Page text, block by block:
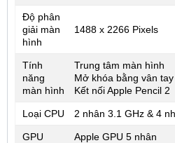
Độ phân
giải màn
hình
1488 x 2266 Pixels
Tính
năng
màn hình
Trung tâm màn hình
Mở khóa bằng vân tay
Kết nối Apple Pencil 2
Loại CPU 2 nhân 3.1 GHz & 4
GPU Apple GPU 5 nhân